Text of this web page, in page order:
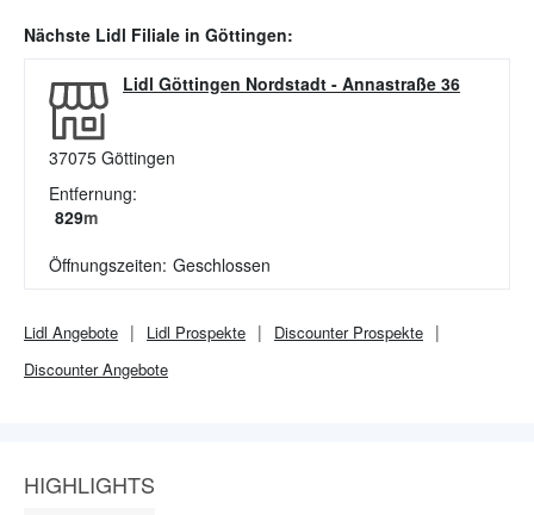
Nächste Lidl Filiale in Göttingen:
Lidl Göttingen Nordstadt - Annastraße 36
37075 Göttingen
Entfernung:
829m
Öffnungszeiten: Geschlossen
Lidl Angebote Lidl Prospekte DiscounterProspekte
DiscounterAngebote
HIGHLIGHTS